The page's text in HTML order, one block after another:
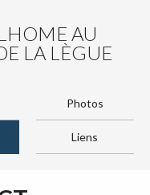
AU
LA LÈGUE
Photos
Liens